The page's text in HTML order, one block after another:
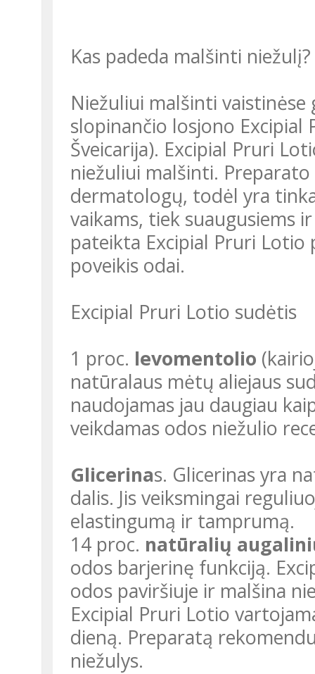
Kas padeda malšinti niežulį?
Niežuliui malšinti
slopinančio losjono Excipial
Šveicarija). Excipial Pruri
niežuliui malšinti.
dermatologų, todėl yra
vaikams, tiek suaugusiems
pateikta Excipial Pruri
poveikis odai.
Excipial Pruri Lotio sudėtis
1 proc. levomentolio
natūralaus mėtų aliejaus
naudojamas jau daugiau
veikdamas odos niežulio
Glicerinas. Glicerinas yra
dalis. Jis veiksmingai
elastingumą ir tamprumą.
14 proc. natūralių
odos barjerinę funkciją.
odos paviršiuje ir malšina
Excipial Pruri Lotio
dieną. Preparatą
niežulys.